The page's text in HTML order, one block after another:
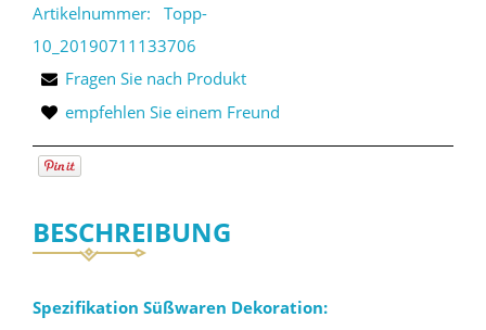
Artikelnummer:
Topp-
10_20190711133706
Fragen Sie nach Produkt
empfehlen Sie einem Freund
BESCHREIBUNG
Spezifikation Süßwaren Dekoration: